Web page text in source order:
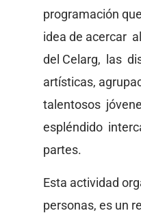
programación
idea de acercar
del Celarg, las
artísticas,
talentosos
espléndido
partes.
Esta actividad
personas, es un